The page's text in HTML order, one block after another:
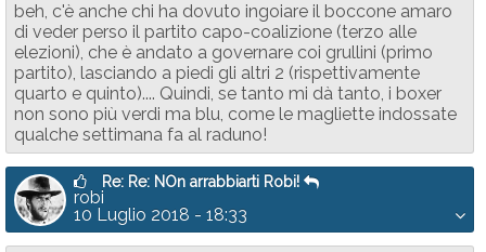
beh, c'è anche chi ha dovuto ingoiare il boccone amaro
di veder perso il partito capo-coalizione (terzo alle
elezioni), che è andato a governare coi grullini (primo
partito), lasciando a piedi gli altri 2 (rispettivamente
quarto e quinto).... Quindi, se tanto mi dà tanto, i boxer
non sono più verdi ma blu, come le magliette indossate
qualche settimana fa al raduno!
Re: Re: NOn arrabbiarti Robi!
robi
10 Luglio 2018 - 18:33